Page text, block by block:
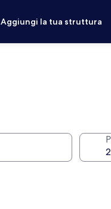
Aggiungi la tua struttura